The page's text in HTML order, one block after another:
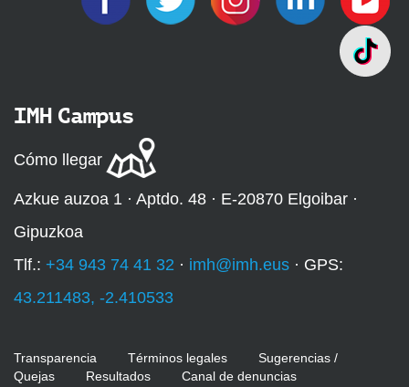
IMH Campus
Cómo llegar
Azkue auzoa 1 · Aptdo. 48 · E-20870 Elgoibar ·
Gipuzkoa
Tlf.: +34 943 74 41 32 · imh@imh.eus · GPS:
43.211483, -2.410533
Transparencia Términos legales
Sugerencias /
Quejas
Resultados Canal de denuncias